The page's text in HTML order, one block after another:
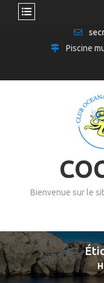
Piscine
Bienvenue sur le